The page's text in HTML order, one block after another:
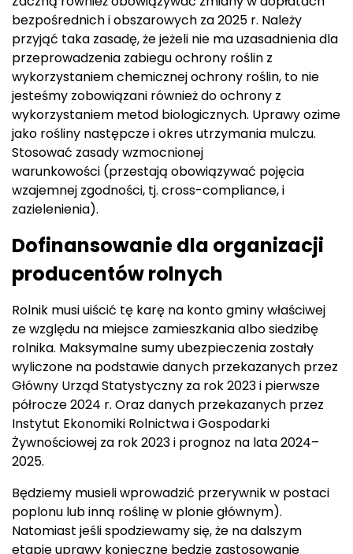
bezpośrednich i obszarowych za 2025 r. Należy
przyjąć taka zasadę, że jeżeli nie ma uzasadnienia dla
przeprowadzenia zabiegu ochrony roślin z
wykorzystaniem chemicznej ochrony roślin, to nie
jesteśmy zobowiązani również do ochrony z
wykorzystaniem metod biologicznych. Uprawy ozime
jako rośliny następcze i okres utrzymania mulczu.
Stosować zasady wzmocnionej
warunkowości (przestają obowiązywać pojęcia
wzajemnej zgodności, tj. cross-compliance, i
zazielenienia).
Dofinansowanie dla organizacji
producentów rolnych
Rolnik musi uiścić tę karę na konto gminy właściwej
ze względu na miejsce zamieszkania albo siedzibę
rolnika. Maksymalne sumy ubezpieczenia zostały
wyliczone na podstawie danych przekazanych przez
Główny Urząd Statystyczny za rok 2023 i pierwsze
półrocze 2024 r. Oraz danych przekazanych przez
Instytut Ekonomiki Rolnictwa i Gospodarki
Żywnościowej za rok 2023 i prognoz na lata 2024–
2025.
Będziemy musieli wprowadzić przerywnik w postaci
poplonu lub inną roślinę w plonie głównym).
Natomiast jeśli spodziewamy się, że na dalszym
etapie uprawy konieczne będzie zastosowanie